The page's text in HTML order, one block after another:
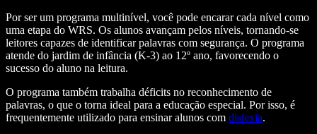
Por ser um programa multinível, você pode encarar cada nível como
uma etapa do WRS. Os alunos avançam pelos níveis, tornando-se
leitores capazes de identificar palavras com segurança. O programa
atende do jardim de infância (K-3) ao 12º ano, favorecendo o
sucesso do aluno na leitura.
O programa também trabalha déficits no reconhecimento de
palavras, o que o torna ideal para a educação especial. Por isso, é
frequentemente utilizado para ensinar alunos com dislexia.